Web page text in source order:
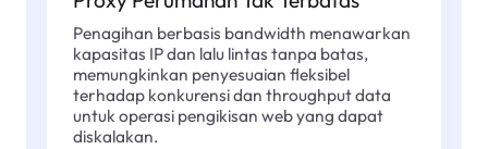
Penagihan berbasis bandwidth menawarkan
kapasitas IP dan lalu lintas tanpa batas,
memungkinkan penyesuaian fleksibel
terhadap konkurensi dan throughput data
untuk operasi pengikisan web yang dapat
diskalakan.